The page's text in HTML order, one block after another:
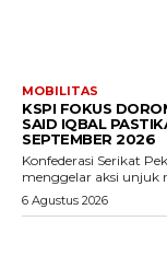
MOBILITAS
KSPI FOKUS
SAID IQBAL
SEPTEMBER 2026
Konfederasi Serikat
menggelar aksi unjuk
6 Agustus 2026